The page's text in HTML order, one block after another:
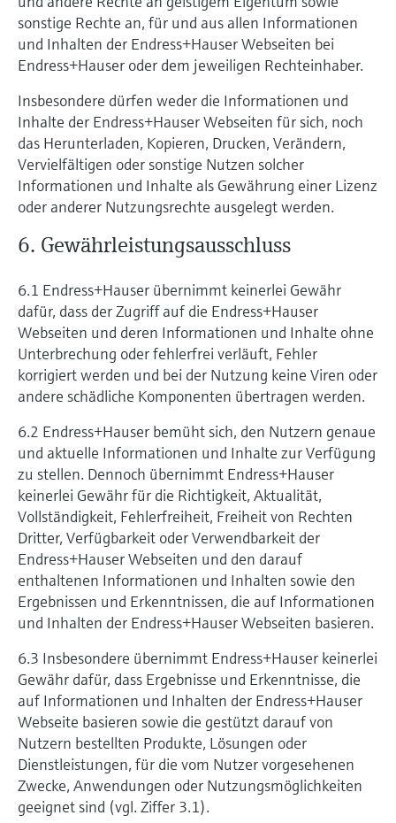
sonstige Rechte an, für und aus allen Informationen
und Inhalten der Endress+Hauser Webseiten bei
Endress+Hauser oder dem jeweiligen Rechteinhaber.
Insbesondere dürfen weder die Informationen und
Inhalte der Endress+Hauser Webseiten für sich, noch
das Herunterladen, Kopieren, Drucken, Verändern,
Vervielfältigen oder sonstige Nutzen solcher
Informationen und Inhalte als Gewährung einer Lizenz
oder anderer Nutzungsrechte ausgelegt werden.
6. Gewährleistungsausschluss
6.1 Endress+Hauser übernimmt keinerlei Gewähr
dafür, dass der Zugriff auf die Endress+Hauser
Webseiten und deren Informationen und Inhalte ohne
Unterbrechung oder fehlerfrei verläuft, Fehler
korrigiert werden und bei der Nutzung keine Viren oder
andere schädliche Komponenten übertragen werden.
6.2 Endress+Hauser bemüht sich, den Nutzern genaue
und aktuelle Informationen und Inhalte zur Verfügung
zu stellen. Dennoch übernimmt Endress+Hauser
keinerlei Gewähr für die Richtigkeit, Aktualität,
Vollständigkeit, Fehlerfreiheit, Freiheit von Rechten
Dritter, Verfügbarkeit oder Verwendbarkeit der
Endress+Hauser Webseiten und den darauf
enthaltenen Informationen und Inhalten sowie den
Ergebnissen und Erkenntnissen, die auf Informationen
und Inhalten der Endress+Hauser Webseiten basieren.
6.3 Insbesondere übernimmt Endress+Hauser keinerlei
Gewähr dafür, dass Ergebnisse und Erkenntnisse, die
auf Informationen und Inhalten der Endress+Hauser
Webseite basieren sowie die gestützt darauf von
Nutzern bestellten Produkte, Lösungen oder
Dienstleistungen, für die vom Nutzer vorgesehenen
Zwecke, Anwendungen oder Nutzungsmöglichkeiten
geeignet sind (vgl. Ziffer 3.1).